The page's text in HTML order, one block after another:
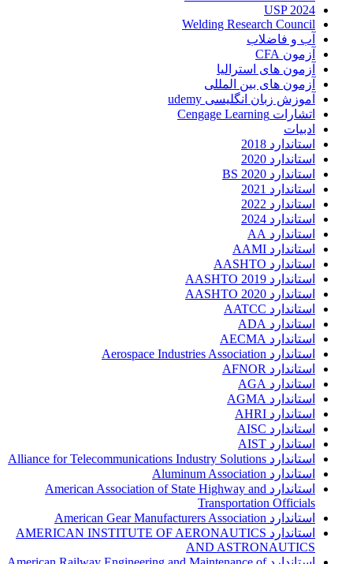
USP 2024
Welding Research Council
آب و فاضلاب
آزمون CFA
آزمون های استرالیا
آزمون های بین المللی
آموزش زبان انگلیسی udemy
اتشارات Cengage Learning
ادبیات
استاندارد 2018
استاندارد 2020
استاندارد 2020 BS
استاندارد 2021
استاندارد 2022
استاندارد 2024
استاندارد AA
استاندارد AAMI
استاندارد AASHTO
استاندارد AASHTO 2019
استاندارد AASHTO 2020
استاندارد AATCC
استاندارد ADA
استاندارد AECMA
استاندارد Aerospace Industries Association
استاندارد AFNOR
استاندارد AGA
استاندارد AGMA
استاندارد AHRI
استاندارد AISC
استاندارد AIST
استاندارد Alliance for Telecommunications Industry Solutions
استاندارد Aluminum Association
استاندارد American Association of State Highway and
Transportation Officials
استاندارد American Gear Manufacturers Association
استاندارد AMERICAN INSTITUTE OF AERONAUTICS
AND ASTRONAUTICS